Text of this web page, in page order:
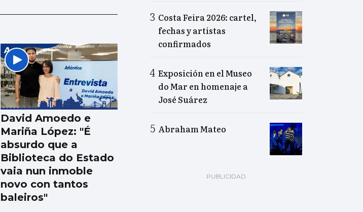
David Amoedo e
Mariña López: "É
absurdo que a
Biblioteca do Estado
vaia nun inmoble
novo con tantos
baleiros"
Costa Feira 2026: cartel,
fechas y artistas
confirmados
Exposición en el Museo
do Mar en homenaje a
José Suárez
Abraham Mateo